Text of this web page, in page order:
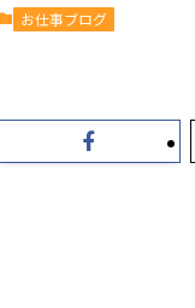
お仕事ブログ